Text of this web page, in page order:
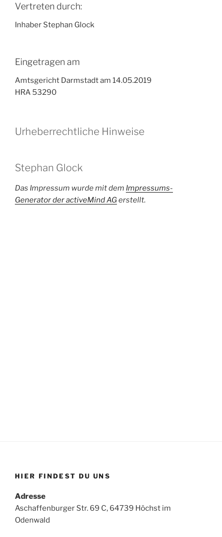
Vertreten durch:
Inhaber Stephan Glock
Eingetragen am
Amtsgericht Darmstadt am 14.05.2019
HRA 53290
Urheberrechtliche Hinweise
Stephan Glock
Das Impressum wurde mit dem Impressums-
Generator der activeMind AGerstellt.
HIER FINDEST DU UNS
Adresse
Aschaffenburger Str. 69 C, 64739 Höchst im
Odenwald